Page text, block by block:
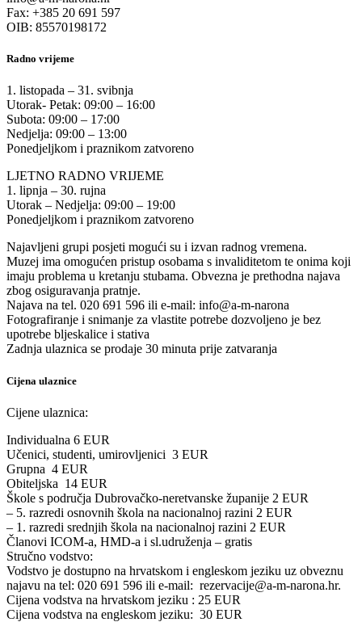
Fax: +385 20 691 597
OIB: 85570198172
Radno vrijeme
1. listopada – 31. svibnja
Utorak- Petak: 09:00 – 16:00
Subota: 09:00 – 17:00
Nedjelja: 09:00 – 13:00
Ponedjeljkom i praznikom zatvoreno
LJETNO RADNO VRIJEME
1. lipnja – 30. rujna
Utorak – Nedjelja: 09:00 – 19:00
Ponedjeljkom i praznikom zatvoreno
Najavljeni grupi posjeti mogući su i izvan radnog vremena.
Muzej ima omogućen pristup osobama s invaliditetom te onima koji
imaju problema u kretanju stubama. Obvezna je prethodna najava
zbog osiguravanja pratnje.
Najava na tel. 020 691 596 ili e-mail: info@a-m-narona
Fotografiranje i snimanje za vlastite potrebe dozvoljeno je bez
upotrebe bljeskalice i stativa
Zadnja ulaznica se prodaje 30 minuta prije zatvaranja
Cijena ulaznice
Cijene ulaznica:
Individualna 6 EUR
Učenici, studenti, umirovljenici 3 EUR
Grupna 4 EUR
Obiteljska 14 EUR
Škole s područja Dubrovačko-neretvanske županije 2 EUR
– 5. razredi osnovnih škola na nacionalnoj razini 2 EUR
– 1. razredi srednjih škola na nacionalnoj razini 2 EUR
Članovi ICOM-a, HMD-a i sl.udruženja – gratis
Stručno vodstvo:
Vodstvo je dostupno na hrvatskom i engleskom jeziku uz obveznu
najavu na tel: 020 691 596 ili e-mail: rezervacije@a-m-narona.hr.
Cijena vodstva na hrvatskom jeziku : 25 EUR
Cijena vodstva na engleskom jeziku: 30 EUR